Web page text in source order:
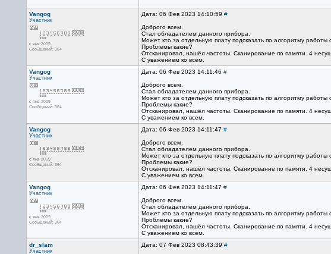
Vangog
Участник
с янв 2009
Сообщений: 364
Дата: 06 Фев 2023 14:10:59 #
Доброго всем.
Стал обладателем данного прибора.
Может кто за отдельную плату подсказать по алгоритму работы
Проблемы какие?
Отсканировал, нашёл частоты. Сканирование по памяти. 4
С уважением ко всем.
Vangog
Участник
с янв 2009
Сообщений: 364
Дата: 06 Фев 2023 14:11:46 #
Доброго всем.
Стал обладателем данного прибора.
Может кто за отдельную плату подсказать по алгоритму работы
Проблемы какие?
Отсканировал, нашёл частоты. Сканирование по памяти. 4
С уважением ко всем.
Vangog
Участник
с янв 2009
Сообщений: 364
Дата: 06 Фев 2023 14:11:47 #
Доброго всем.
Стал обладателем данного прибора.
Может кто за отдельную плату подсказать по алгоритму работы
Проблемы какие?
Отсканировал, нашёл частоты. Сканирование по памяти. 4
С уважением ко всем.
Vangog
Участник
с янв 2009
Сообщений: 364
Дата: 06 Фев 2023 14:11:47 #
Доброго всем.
Стал обладателем данного прибора.
Может кто за отдельную плату подсказать по алгоритму работы
Проблемы какие?
Отсканировал, нашёл частоты. Сканирование по памяти. 4
С уважением ко всем.
dr_slam
Участник
Дата: 07 Фев 2023 08:43:39 #